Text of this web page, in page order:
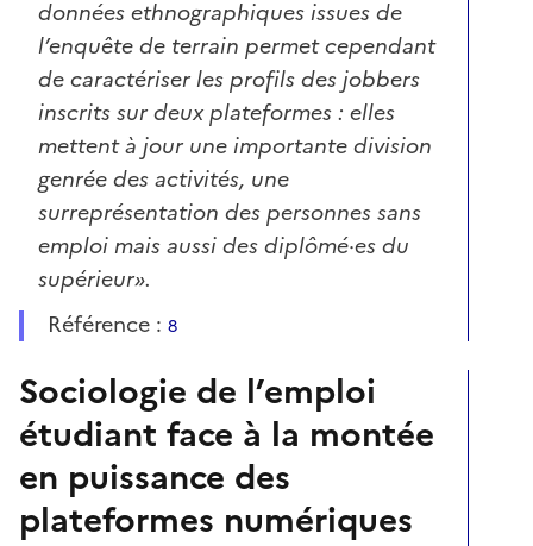
données ethnographiques issues de
l’enquête de terrain permet cependant
de caractériser les profils des jobbers
inscrits sur deux plateformes : elles
mettent à jour une importante division
genrée des activités, une
surreprésentation des personnes sans
emploi mais aussi des diplômé·es du
supérieur».
Référence : 8
Sociologie de l’emploi
étudiant face à la montée
en puissance des
plateformes numériques